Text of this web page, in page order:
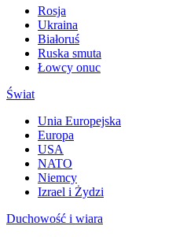
Rosja
Ukraina
Białoruś
Ruska smuta
Łowcy onuc
Świat
Unia Europejska
Europa
USA
NATO
Niemcy
Izrael i Żydzi
Duchowość i wiara